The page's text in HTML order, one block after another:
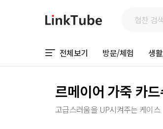
전체보기 방문/체험 생
르메이어 가죽 카
고급스러움을 UP시켜주는 케이스